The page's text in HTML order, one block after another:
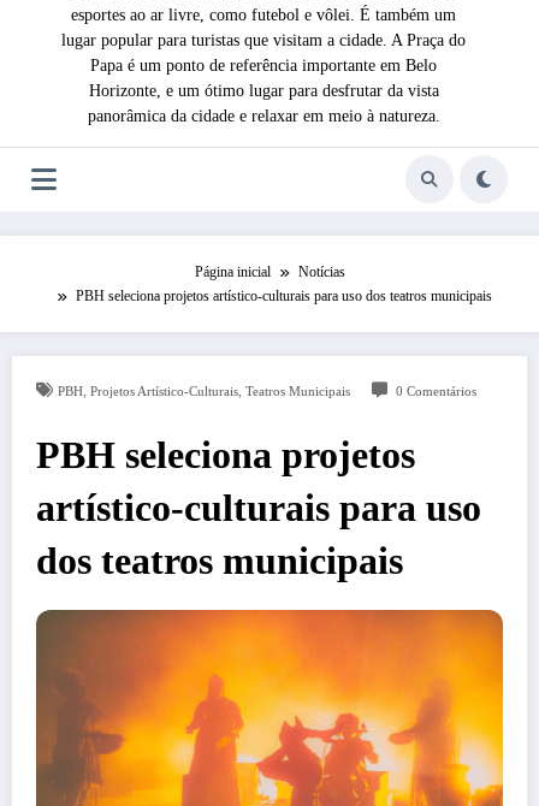
esportes ao ar livre, como futebol e vôlei. É também um
lugar popular para turistas que visitam a cidade. A Praça do
Papa é um ponto de referência importante em Belo
Horizonte, e um ótimo lugar para desfrutar da vista
panorâmica da cidade e relaxar em meio à natureza.
Página inicial
Notícias
PBH seleciona projetos artístico-culturais para uso dos teatros municipais
PBH, Projetos Artístico-Culturais, Teatros Municipais 0 Comentários
PBH seleciona projetos
artístico-culturais para uso
dos teatros municipais